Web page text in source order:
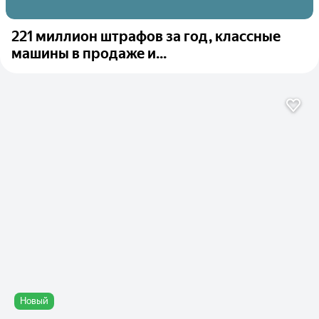
221 миллион штрафов за год, классные
машины в продаже и...
Новый